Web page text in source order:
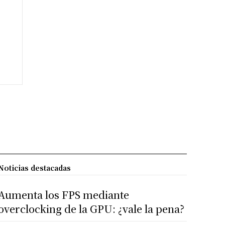
destacadas
los FPS mediante
de la GPU: ¿vale la pena?